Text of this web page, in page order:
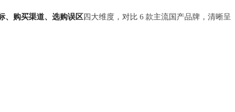
、购买渠道、选购误区四大维度，对比 6 款主流国产品牌，清晰呈